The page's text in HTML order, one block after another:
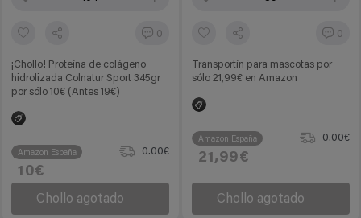
0
¡Chollo! Proteína de colágeno
hidrolizada Colnatur Sport 345gr
por sólo 10€ (Antes 19€)
Amazon España 0.00€
10€
Chollo agotado
0
Transportín para mascotas por
sólo 21,99€ en Amazon
Amazon España 0.00€
21,99€
Chollo agotado